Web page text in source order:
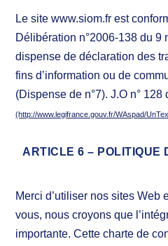
Le site www.siom.fr est
Délibération n°2006-138 du 9
dispense de déclaration des
fins d’information ou de
(Dispense de n°7). J.O n° 128
(http://www.legifrance.gouv.fr/WAspad/
ARTICLE 6 – POLITIQUE
Merci d’utiliser nos sites Web
vous, nous croyons que
importante. Cette charte de